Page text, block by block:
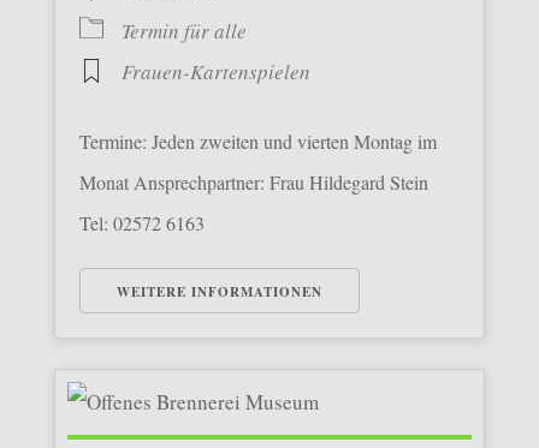
Termin für alle
Frauen-Kartenspielen
Termine: Jeden zweiten und vierten Montag im
Monat Ansprechpartner: Frau Hildegard Stein
Tel: 02572 6163
WEITERE INFORMATIONEN